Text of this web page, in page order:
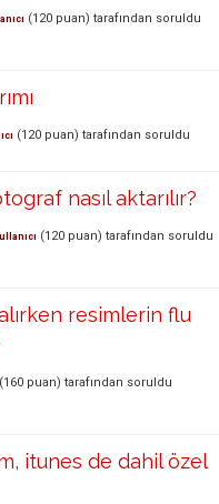
(120 puan) tarafından soruldu
(120 puan) tarafından soruldu
nasıl aktarılır?
(120 puan) tarafından soruldu
resimlerin flu
(160 puan) tarafından soruldu
itunes de dahil özel